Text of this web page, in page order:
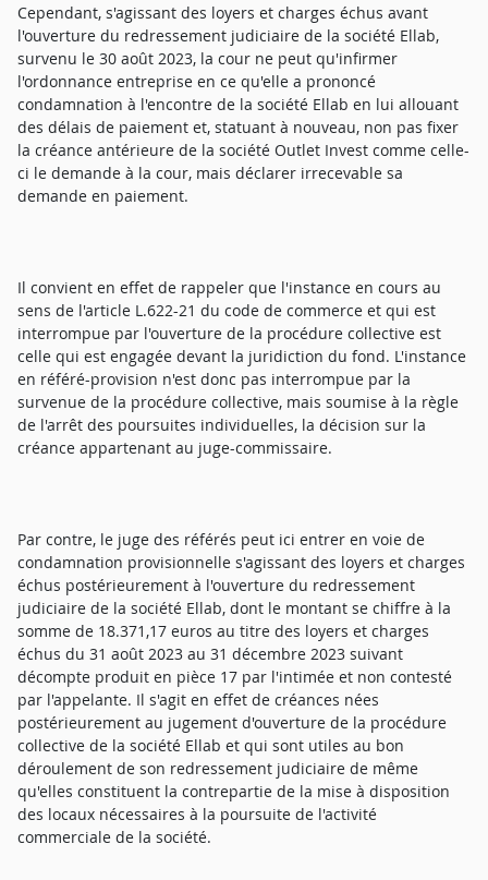
Cependant, s'agissant des loyers et charges échus avant
l'ouverture du redressement judiciaire de la société Ellab,
survenu le 30 août 2023, la cour ne peut qu'infirmer
l'ordonnance entreprise en ce qu'elle a prononcé
condamnation à l'encontre de la société Ellab en lui allouant
des délais de paiement et, statuant à nouveau, non pas fixer
la créance antérieure de la société Outlet Invest comme celle-
ci le demande à la cour, mais déclarer irrecevable sa
demande en paiement.
Il convient en effet de rappeler que l'instance en cours au
sens de l'article L.622-21 du code de commerce et qui est
interrompue par l'ouverture de la procédure collective est
celle qui est engagée devant la juridiction du fond. L'instance
en référé-provision n'est donc pas interrompue par la
survenue de la procédure collective, mais soumise à la règle
de l'arrêt des poursuites individuelles, la décision sur la
créance appartenant au juge-commissaire.
Par contre, le juge des référés peut ici entrer en voie de
condamnation provisionnelle s'agissant des loyers et charges
échus postérieurement à l'ouverture du redressement
judiciaire de la société Ellab, dont le montant se chiffre à la
somme de 18.371,17 euros au titre des loyers et charges
échus du 31 août 2023 au 31 décembre 2023 suivant
décompte produit en pièce 17 par l'intimée et non contesté
par l'appelante. Il s'agit en effet de créances nées
postérieurement au jugement d'ouverture de la procédure
collective de la société Ellab et qui sont utiles au bon
déroulement de son redressement judiciaire de même
qu'elles constituent la contrepartie de la mise à disposition
des locaux nécessaires à la poursuite de l'activité
commerciale de la société.